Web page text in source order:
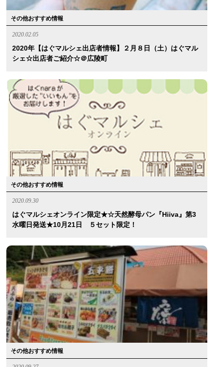
その他おすすめ情報
2020.02.05
2020年【はぐマルシェ出店者情報】２月８日（土）はぐマル
シェ☆出店者ご紹介☆＠広陵町
その他おすすめ情報
2020.09.30
はぐマルシェオンライン限定★☆天然酵母パン『hiiva』第3
水曜日発送★10月21日 ５セット限定！
その他おすすめ情報